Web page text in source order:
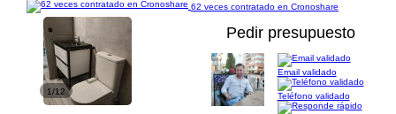
62 veces contratado en Cronoshare
1/12
Pedir presupuesto
Email validado
Teléfono validado